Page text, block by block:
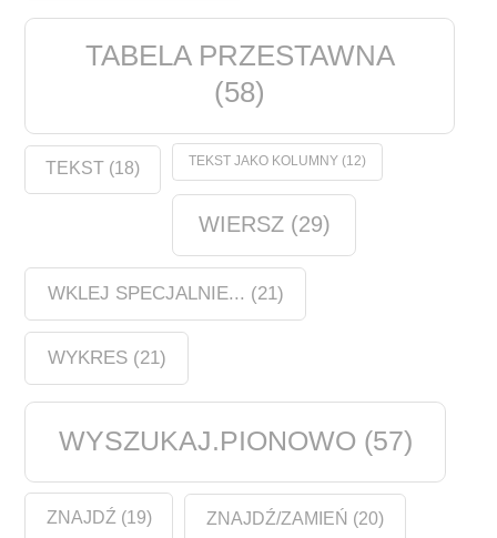
TABELA PRZESTAWNA
(58)
TEKST (18) TEKST JAKO KOLUMNY(12)
WIERSZ(29)
WKLEJ SPECJALNIE... (21)
WYKRES(21)
WYSZUKAJ.PIONOWO (57)
ZNAJDŹ (19) ZNAJDŹ/ZAMIEŃ (20)